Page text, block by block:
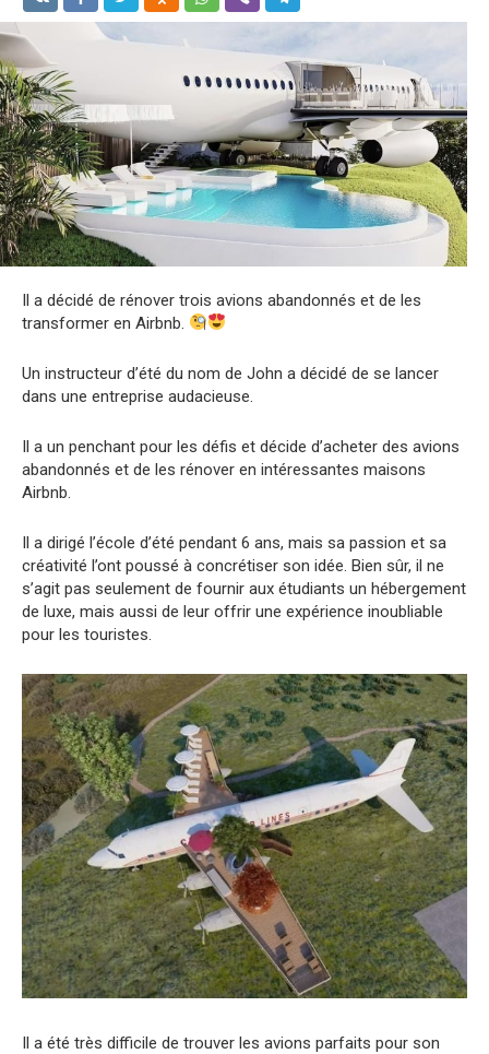
Il a décidé de rénover trois avions abandonnés et de les
transformer en Airbnb.
Un instructeur d’été du nom de John a décidé de se lancer
dans une entreprise audacieuse.
Il a un penchant pour les défis et décide d’acheter des avions
abandonnés et de les rénover en intéressantes maisons
Airbnb.
Il a dirigé l’école d’été pendant 6 ans, mais sa passion et sa
créativité l’ont poussé à concrétiser son idée. Bien sûr, il ne
s’agit pas seulement de fournir aux étudiants un hébergement
de luxe, mais aussi de leur offrir une expérience inoubliable
pour les touristes.
Il a été très difficile de trouver les avions parfaits pour son